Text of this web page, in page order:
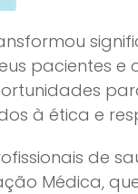
pacientes e
à ética e
de
Médica,